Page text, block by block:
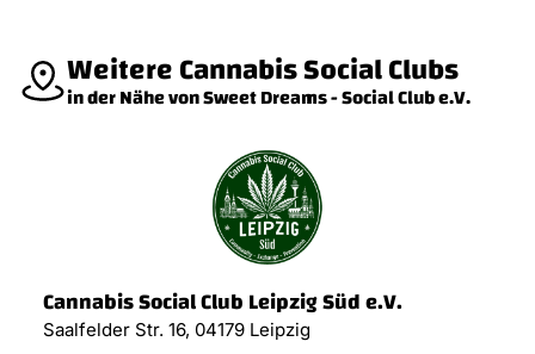
Weitere Cannabis Social Clubs
in der Nähe von Sweet Dreams - Social Club e.V.
Cannabis Social Club Leipzig Süd e.V.
Saalfelder Str. 16, 04179 Leipzig